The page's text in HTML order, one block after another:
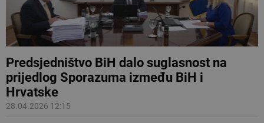
Predsjedništvo BiH dalo suglasnost na
prijedlog Sporazuma između BiH i
Hrvatske
28.04.2026 12:15